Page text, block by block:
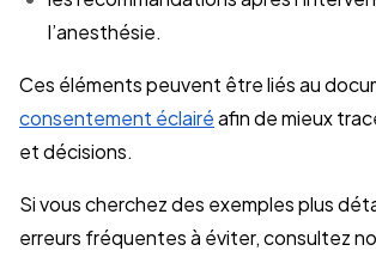
l’anesthésie.
Ces éléments peuvent être liés au
consentement éclairéafin de mieux
et décisions.
Si vous cherchez des exemples plus
erreurs fréquentes à éviter, consultez